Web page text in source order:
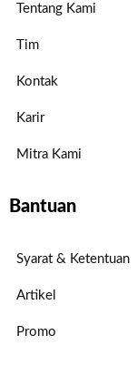
Tentang Kami
Tim
Kontak
Karir
Mitra Kami
Bantuan
Syarat & Ketentuan
Artikel
Promo